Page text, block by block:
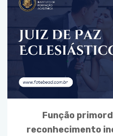
Função
reconhecimento